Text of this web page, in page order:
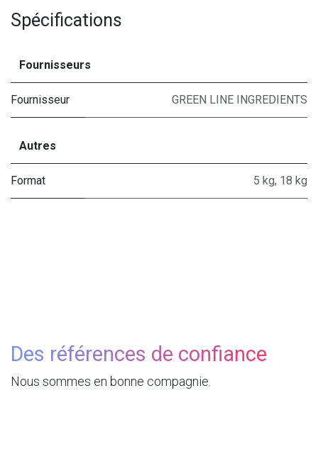
Spécifications
Fournisseurs
Fournisseur GREEN LINE INGREDIENTS
Autres
Format 5 kg, 18 kg
Des références de confiance
Nous sommes en bonne compagnie.